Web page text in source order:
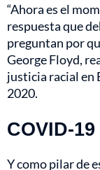
“Ahora es el
respuesta que
preguntan por
George Floyd,
justicia racial en
2020.
COVID-19
Y como pilar de